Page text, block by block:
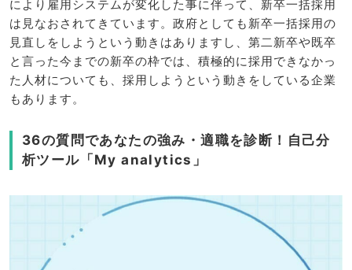
により雇用システムが変化した事に伴って、新卒一括採用
は見なおされてきています。政府としても新卒一括採用の
見直しをしようという動きはありますし、第二新卒や既卒
と言った今までの新卒の枠では、積極的に採用できなかっ
た人材についても、採用しようという動きをしている企業
もあります。
36の質問であなたの強み・適職を診断！自己分
析ツール「My analytics」